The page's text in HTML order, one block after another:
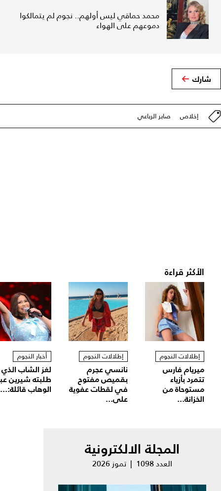
محمد حماقي ليس أولهم.. نجوم لم يتمالكوا
دموعهم على الهواء
شارك
إخلاص صابر الرباعي
الأكثر قراءة
إطلالات النجوم
ميريام فارس
تتمرد بأزياء
مستوحاة من
الخزانة...
إطلالات النجوم
نانسي عجرم
بقميص مفتوح
في لقطات عفوية
على...
أخبار النجوم
لغز الشاب الذي
طلبته شيرين
الوهاب قائلة:...
المجلة الالكترونية
العدد 1098 | تموز 2026